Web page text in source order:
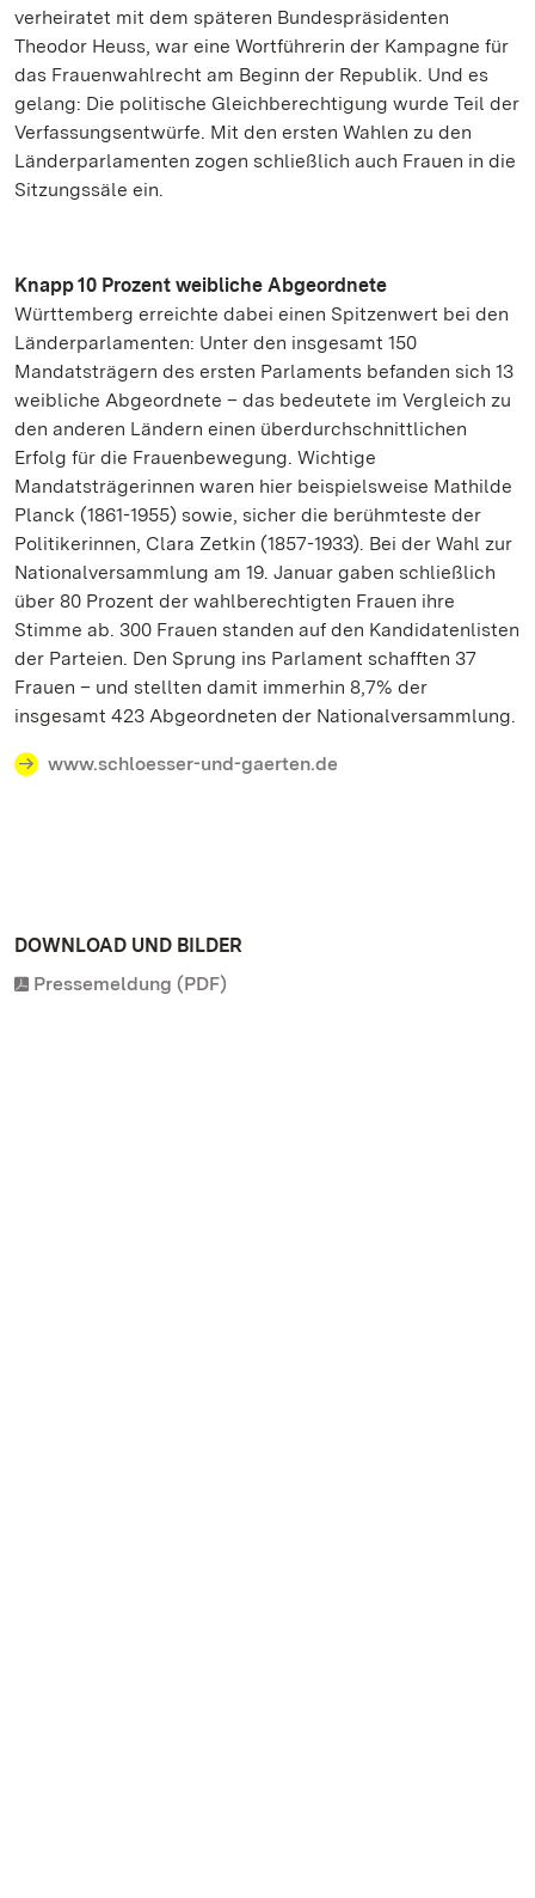
verheiratet mit dem späteren Bundespräsidenten
Theodor Heuss, war eine Wortführerin der Kampagne für
das Frauenwahlrecht am Beginn der Republik. Und es
gelang: Die politische Gleichberechtigung wurde Teil der
Verfassungsentwürfe. Mit den ersten Wahlen zu den
Länderparlamenten zogen schließlich auch Frauen in die
Sitzungssäle ein.
Knapp 10 Prozent weibliche Abgeordnete
Württemberg erreichte dabei einen Spitzenwert bei den
Länderparlamenten: Unter den insgesamt 150
Mandatsträgern des ersten Parlaments befanden sich 13
weibliche Abgeordnete – das bedeutete im Vergleich zu
den anderen Ländern einen überdurchschnittlichen
Erfolg für die Frauenbewegung. Wichtige
Mandatsträgerinnen waren hier beispielsweise Mathilde
Planck (1861-1955) sowie, sicher die berühmteste der
Politikerinnen, Clara Zetkin (1857-1933). Bei der Wahl zur
Nationalversammlung am 19. Januar gaben schließlich
über 80 Prozent der wahlberechtigten Frauen ihre
Stimme ab. 300 Frauen standen auf den Kandidatenlisten
der Parteien. Den Sprung ins Parlament schafften 37
Frauen – und stellten damit immerhin 8,7% der
insgesamt 423 Abgeordneten der Nationalversammlung.
www.schloesser-und-gaerten.de
DOWNLOAD UND BILDER
Pressemeldung (PDF)